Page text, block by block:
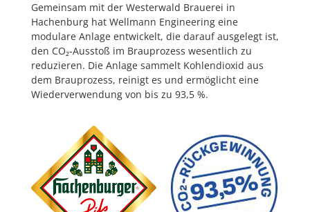
Gemeinsam mit der Westerwald Brauerei in
Hachenburg hat Wellmann Engineering eine
modulare Anlage entwickelt, die darauf ausgelegt ist,
den CO₂-Ausstoß im Brauprozess wesentlich zu
reduzieren. Die Anlage sammelt Kohlendioxid aus
dem Brauprozess, reinigt es und ermöglicht eine
Wiederverwendung von bis zu 93,5 %.